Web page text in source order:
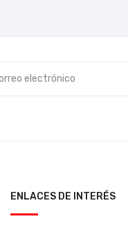
ENLACES DE INTERÉS